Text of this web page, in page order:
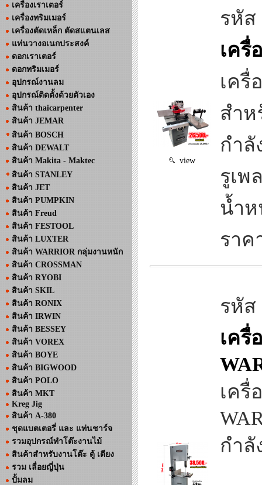
เครื่องเราเตอร์
เครื่องทริมเมอร์
เครื่องตัดเหล็ก ตัดสแตนเลส
แท่นวางอเนกประสงค์
ดอกเราเตอร์
ดอกทริมเมอร์
อุปกรณ์งานลม
อุปกรณ์ติดตั้งด้วยตัวเอง
สินค้า thaicarpenter
สินค้า JEMAR
สินค้า BOSCH
สินค้า DEWALT
สินค้า Makita - Maktec
สินค้า STANLEY
สินค้า JET
สินค้า PUMPKIN
สินค้า Freud
สินค้า FESTOOL
สินค้า LUXTER
สินค้า WARRIOR กลุ่มงานหนัก
สินค้า CROSSMAN
สินค้า RYOBI
สินค้า SKIL
สินค้า RONIX
สินค้า IRWIN
สินค้า BESSEY
สินค้า VOREX
สินค้า BOYE
สินค้า BIGWOOD
สินค้า POLO
สินค้า MKT
Kreg Jig
สินค้า A-380
ชุดแบตเตอรี่ และ แท่นชาร์จ
รวมอุปกรณ์ทำโต๊ะงานไม้
สินค้าสำหรับงานโต๊ะ ตู้ เตียง
รวม เลื่อยญี่ปุ่น
ปั้มลม
view
รหัส
เครื่
เครื่
สำห
กำลั
รูเพ
น้ำห
ราค
รหัส
เครื่
เครื่
กำลั